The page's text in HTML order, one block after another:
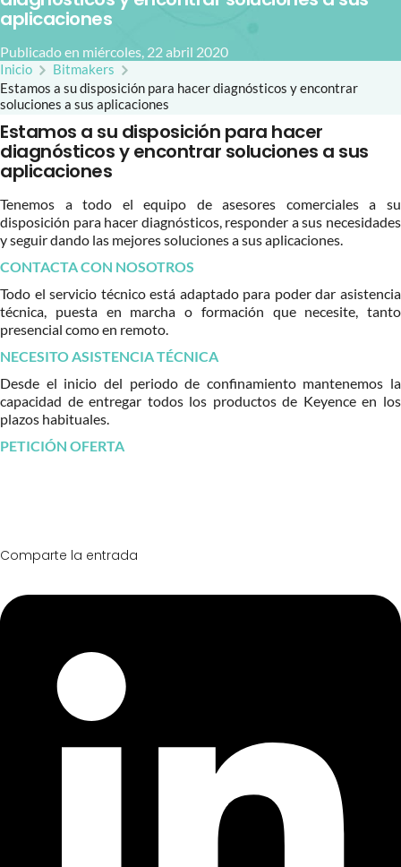
aplicaciones
Publicado en miércoles, 22 abril 2020
Inicio
Bitmakers
Estamos a su disposición para hacer diagnósticos y encontrar
soluciones a sus aplicaciones
Estamos a su disposición para hacer
diagnósticos y encontrar soluciones a sus
aplicaciones
Tenemos a todo el equipo de asesores comerciales a su
disposición para hacer diagnósticos, responder a sus necesidades
y seguir dando las mejores soluciones a sus aplicaciones.
CONTACTA CON NOSOTROS
Todo el servicio técnico está adaptado para poder dar asistencia
técnica, puesta en marcha o formación que necesite, tanto
presencial como en remoto.
NECESITO ASISTENCIA TÉCNICA
Desde el inicio del periodo de confinamiento mantenemos la
capacidad de entregar todos los productos de Keyence en los
plazos habituales.
PETICIÓN OFERTA
Comparte la entrada